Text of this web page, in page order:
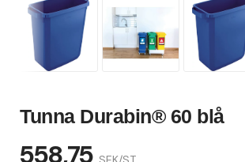
Tunna Durabin® 60 blå
558,75